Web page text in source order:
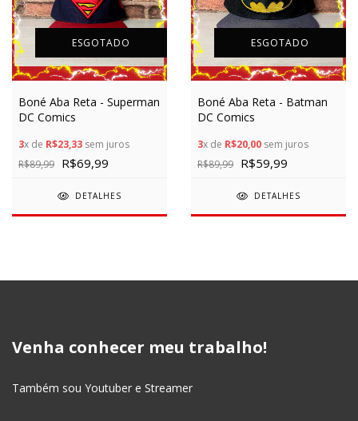
ESGOTADO
Boné Aba Reta - Superman
DC Comics
3x de R$23,33 sem juros
R$89,99 R$69,99
DETALHES
ESGOTADO
Boné Aba Reta - Batman
DC Comics
3x de R$20,00 sem juros
R$89,99 R$59,99
DETALHES
Venha conhecer meu trabalho!
Também sou Youtuber e Streamer